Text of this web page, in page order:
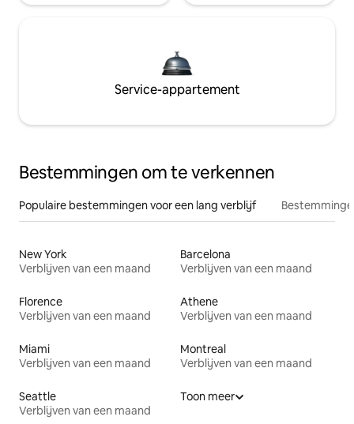
Service-appartement
Bestemmingen om te verkennen
Populaire bestemmingen voor een lang verblijf
New York
Verblijven van een maand
Barcelona
Verblijven van een maand
Florence
Verblijven van een maand
Athene
Verblijven van een maand
Miami
Verblijven van een maand
Montreal
Verblijven van een maand
Seattle
Verblijven van een maand
Toon meer